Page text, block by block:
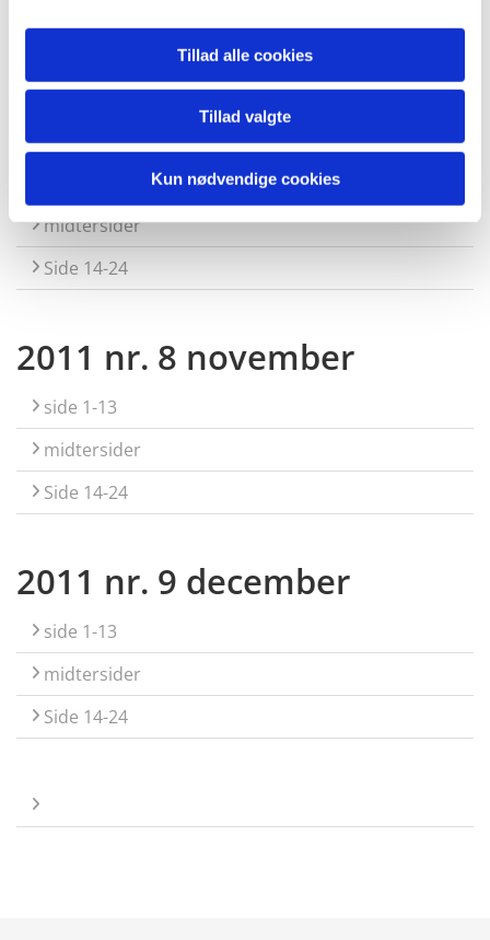
Tillad alle cookies
Tillad valgte
Kun nødvendige cookies
2011 nr. 7 oktober
midtersider
Side 14-24
2011 nr. 8 november
side 1-13
midtersider
Side 14-24
2011 nr. 9 december
side 1-13
midtersider
Side 14-24